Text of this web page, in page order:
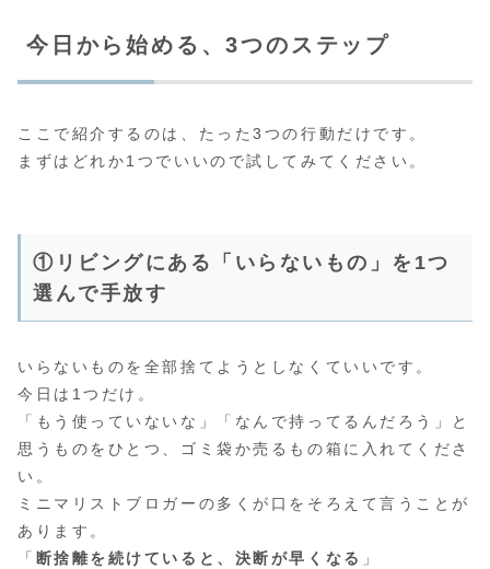
今日から始める、3つのステップ
ここで紹介するのは、たった3つの行動だけです。
まずはどれか1つでいいので試してみてください。
①リビングにある「いらないもの」を1つ
選んで手放す
いらないものを全部捨てようとしなくていいです。
今日は1つだけ。
「もう使っていないな」「なんで持ってるんだろう」と
思うものをひとつ、ゴミ袋か売るもの箱に入れてくださ
い。
ミニマリストブロガーの多くが口をそろえて言うことが
あります。
「
断捨離を続けていると、決断が早くなる 」